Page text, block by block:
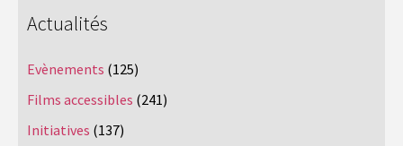
Actualités
Evènements (125)
Films accessibles (241)
Initiatives (137)